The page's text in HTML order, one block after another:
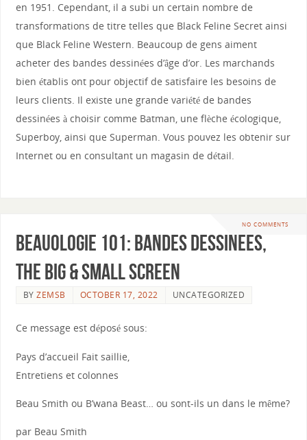
en 1951. Cependant, il a subi un certain nombre de
transformations de titre telles que Black Feline Secret ainsi
que Black Feline Western. Beaucoup de gens aiment
acheter des bandes dessinées d’âge d’or. Les marchands
bien établis ont pour objectif de satisfaire les besoins de
leurs clients. Il existe une grande variété de bandes
dessinées à choisir comme Batman, une flèche écologique,
Superboy, ainsi que Superman. Vous pouvez les obtenir sur
Internet ou en consultant un magasin de détail.
NO COMMENTS
Beauologie 101: bandes dessinées,
The Big & Small Screen
BYZEMSB OCTOBER 17, 2022 UNCATEGORIZED
Ce message est déposé sous:
Pays d’accueil Fait saillie,
Entretiens et colonnes
Beau Smith ou B’wana Beast… ou sont-ils un dans le même?
par Beau Smith